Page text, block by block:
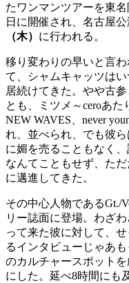
たワンマンツアーを東
日に開催され、名古屋
（木） に行われる。
移り変わりの早いと言
て、シャムキャッツは
居続けてきた。やや古
とも、ミツメ～ceroあ
NEW WAVES、never
れ、並べられ、でも彼
に媚を売ることもなく
なんてこともせず、た
に邁進してきた。
その中心人物であるGt./
リー誌面に登場。わざ
って来た彼に対して、
るインタビューじゃあ
のカルチャースポット
にした。延べ8時間にも